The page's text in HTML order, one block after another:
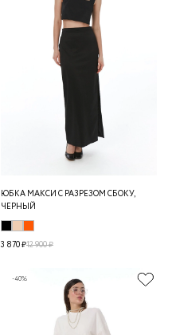
ЮБКА МАКСИ C РАЗРЕЗОМ СБОКУ,
ЧЕРНЫЙ
3 870 ₽12 900 ₽
-40%